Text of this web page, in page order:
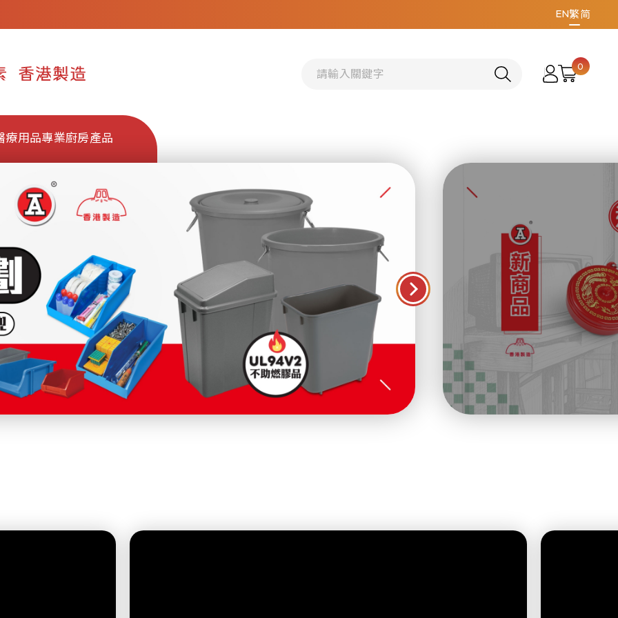
EN繁简
0
療用品專業廚房產品